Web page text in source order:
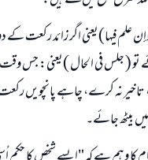
فيها)یعنی اگر زائد رکعت کے
تو ( جلس في الحال )یعنی: جس
تاخیر نہ کرے، چاہے پانچویں
بیٹھ جائے۔